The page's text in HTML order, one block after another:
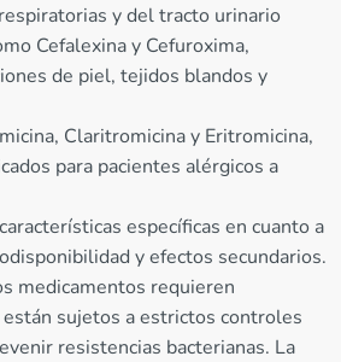
y del tracto urinario
Cefalexina y Cefuroxima,
de piel, tejidos blandos y
Claritromicina y Eritromicina,
para pacientes alérgicos a
específicas en cuanto a
y efectos secundarios.
medicamentos requieren
sujetos a estrictos controles
resistencias bacterianas. La